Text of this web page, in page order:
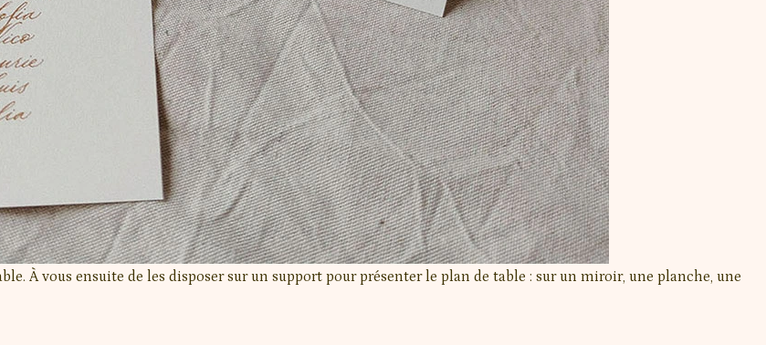
À vous ensuite de les disposer sur un support pour présenter le plan de table : sur un miroir, une planche, une